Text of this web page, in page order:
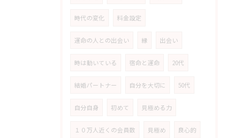
時代の変化 料金設定
運命の人との出会い 縁 出会い
時は動いている 宿命と運命 20代
結婚パートナー 自分を大切に 50代
自分自身 初めて 見極める力
１０万人近くの会員数 見極め 良心的